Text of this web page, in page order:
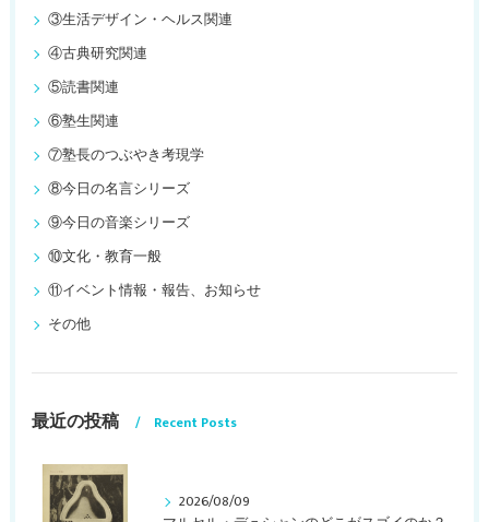
③生活デザイン・ヘルス関連
④古典研究関連
⑤読書関連
⑥塾生関連
⑦塾長のつぶやき考現学
⑧今日の名言シリーズ
⑨今日の音楽シリーズ
⑩文化・教育一般
⑪イベント情報・報告、お知らせ
その他
最近の投稿 Recent Posts
2026/08/09